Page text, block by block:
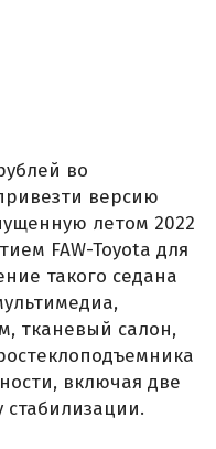
во
версию
летом 2022
FAW-Toyota для
такого седана
тканевый салон,
включая две
стабилизации.